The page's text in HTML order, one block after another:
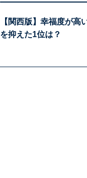
【関西版】幸福度が高
を抑えた1位は？